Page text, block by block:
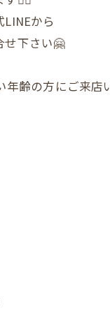
から
せ下さい🤗
年齢の方にご来